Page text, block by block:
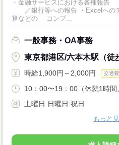
・金融サービスにおける各種報
／銀行等への報告 ・Excelへの
算などの コンプ...
一般事務・OA事務
東京都港区/六本木駅（徒
時給1,900円～2,000円 交通
10：00〜19：00（休憩1時
土曜日 日曜日 祝日
もっと